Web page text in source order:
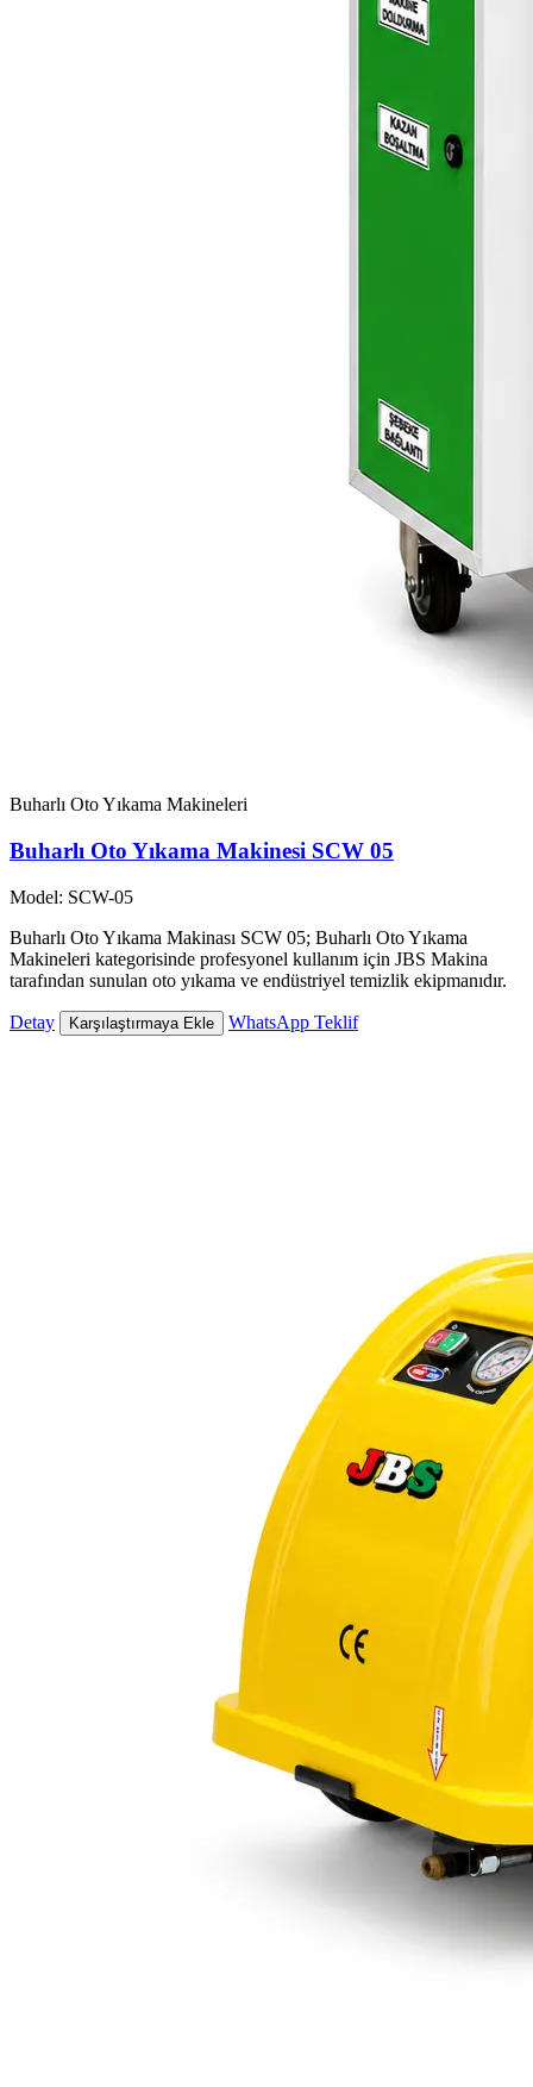
Buharlı Oto Yıkama Makineleri
Buharlı Oto Yıkama Makinesi SCW 05
Model: SCW-05
Buharlı Oto Yıkama Makinası SCW 05; Buharlı Oto Yıkama
Makineleri kategorisinde profesyonel kullanım için JBS Makina
tarafından sunulan oto yıkama ve endüstriyel temizlik ekipmanıdır.
Detay Karşılaştırmaya Ekle WhatsApp Teklif